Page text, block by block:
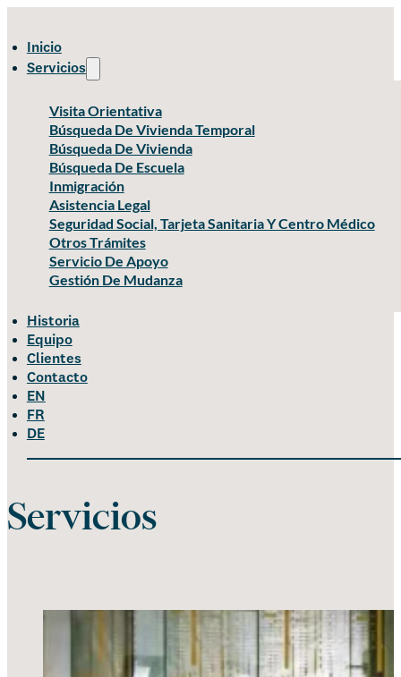
Inicio
Servicios
Visita Orientativa
Búsqueda De Vivienda Temporal
Búsqueda De Vivienda
Búsqueda De Escuela
Inmigración
Asistencia Legal
Seguridad Social, Tarjeta Sanitaria Y Centro Médico
Otros Trámites
Servicio De Apoyo
Gestión De Mudanza
Historia
Equipo
Clientes
Contacto
EN
FR
DE
Servicios